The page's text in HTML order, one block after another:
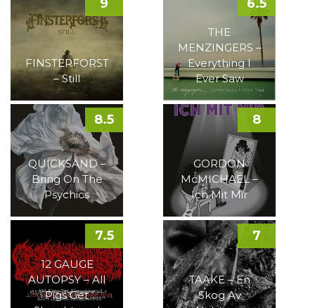
FINSTERFORST
– Still
9
THE
MENZINGERS –
Everything I
Ever Saw
6.5
QUICKSAND –
Bring On The
Psychics
8.5
GORDON
McMICHAEL –
Ich Mit Mir
8
12 GAUGE
AUTOPSY – All
Pigs Get
7.5
TAAKE – En
Skog Av
7